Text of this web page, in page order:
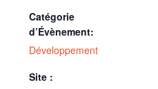
Catégorie
d’Évènement:
Développement
Site :